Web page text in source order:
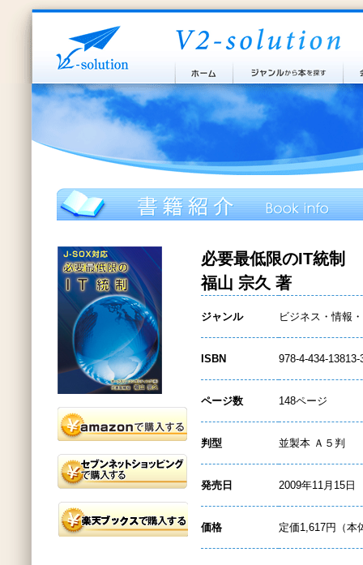
必要最低限のIT統制
福山 宗久 著
ジャンル ビジネス・情報
ISBN 978-4-434-13813-
ページ数 148ページ
判型 並製本 Ａ５判
発売日 2009年11月15日
価格 定価1,617円（本